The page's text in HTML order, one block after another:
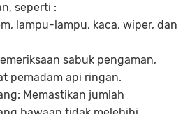
seperti :
lampu-lampu, kaca, wiper, dan
sabuk pengaman,
pemadam api ringan.
Memastikan jumlah